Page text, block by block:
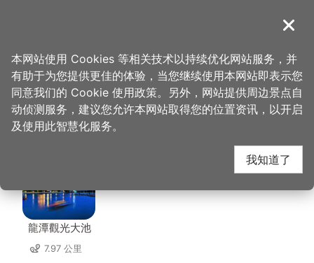
導覽
首页 > 想去的地方 > 美食、购物 > 焦点咖啡
焦点咖啡 周边景点
龍潭觀光大池
7.97 公里
关闭
本网站使用 Cookies 等相关技术以持续优化网站服务，并
有助于为您提供更佳的体验，当您继续使用本网站即表示您
同意我们的 Cookie 使用政策。另外，网站提供周边景点自
动侦测服务，建议您允许本网站取得您的位置资讯，以开启
及使用此智慧化服务。
我知道了